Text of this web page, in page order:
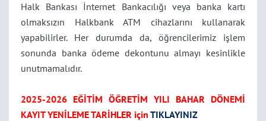
Halk Bankası İnternet Bankacılığı veya banka kartı
olmaksızın Halkbank ATM cihazlarını kullanarak
yapabilirler. Her durumda da, öğrencilerimiz işlem
sonunda banka ödeme dekontunu almayı kesinlikle
unutmamalıdır.
2025-2026 EĞİTİM ÖĞRETİM YILI BAHAR DÖNEMİ
KAYIT YENİLEME TARİHLER için TIKLAYINIZ